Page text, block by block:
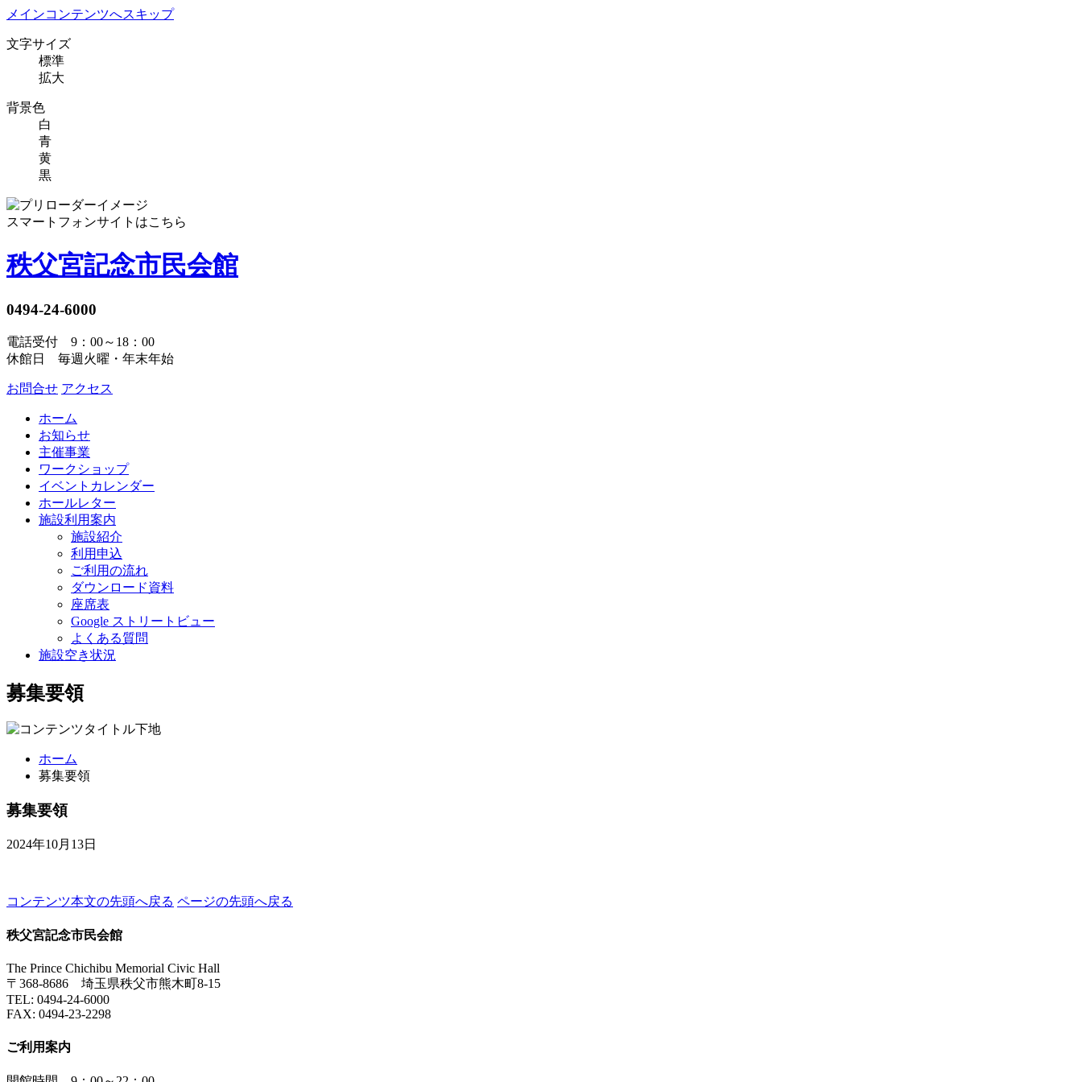
メインコンテンツへスキップ
文字サイズ
標準
拡大
背景色
白
青
黄
黒
スマートフォンサイトはこちら
秩父宮記念市民会館
0494-24-6000
電話受付 9：00～18：00
休館日 毎週火曜・年末年始
お問合せ アクセス
ホーム
お知らせ
主催事業
ワークショップ
イベントカレンダー
ホールレター
施設利用案内
施設紹介
利用申込
ご利用の流れ
ダウンロード資料
座席表
Google ストリートビュー
よくある質問
施設空き状況
募集要領
ホーム
募集要領
募集要領
2024年10月13日
コンテンツ本文の先頭へ戻る ページの先頭へ戻る
秩父宮記念市民会館
The Prince Chichibu Memorial Civic Hall
〒368-8686 埼玉県秩父市熊木町8-15
TEL: 0494-24-6000
FAX: 0494-23-2298
ご利用案内